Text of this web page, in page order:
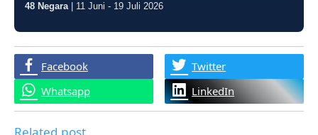
48 Negara| 11 Juni - 19 Juli 2026
Facebook
Twitter
Whatsapp
LinkedIn